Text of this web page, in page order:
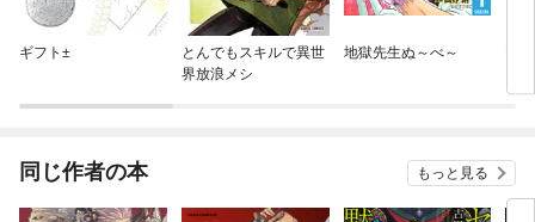
ギフト±
とんでもスキルで異世
界放浪メシ
地獄先生ぬ～べ～
同じ作者の本 もっと見る